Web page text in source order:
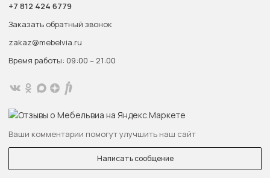
+7 812 424 6779
Заказать обратный звонок
zakaz@mebelvia.ru
Время работы: 09:00 – 21:00
Ваши комментарии помогут улучшить наш сайт
Написать сообщение